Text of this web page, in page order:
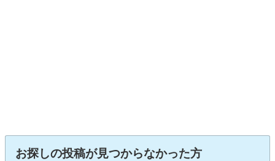
お探しの投稿が見つからなかった方